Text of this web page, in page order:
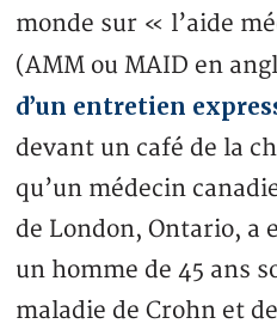
monde sur « l’aide
(AMM ou MAID en
d’un entretien
devant un café de la
qu’un médecin
de London, Ontario, a
un homme de 45 ans
maladie de Crohn et